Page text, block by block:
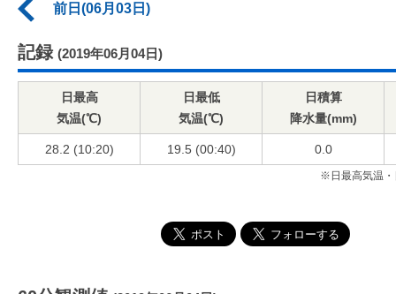
前日(06月03日)
記録 (2019年06月04日)
日最高
気温(℃)
日最低
気温(℃)
日積算
降水量(mm)
28.2 (10:20) 19.5 (00:40) 0.0
※日最高気温・